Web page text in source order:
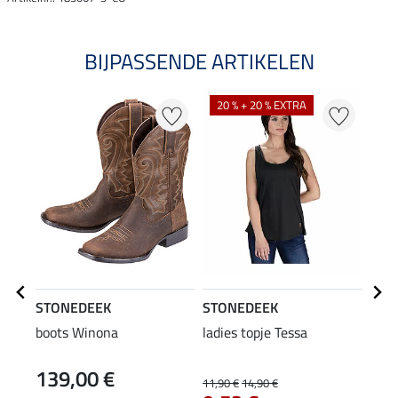
BIJPASSENDE ARTIKELEN
STONEDEEK
boots Winona
139,00 €
20 % + 20 % EXTRA
STONEDEEK
ladies topje Tessa
11,90 €14,90 €